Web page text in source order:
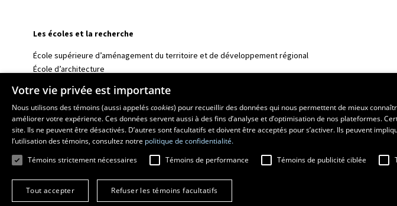
Les écoles et la recherche
École supérieure d’aménagement du territoire et de développement régional
École d’architecture
École de design
Centre de recherche en aménagement et développement
Votre vie privée est importante
Nous utilisons des témoins (aussi appeléscookies) pour recueillir des données qui nous permettent de mieux
améliorer votre expérience. Ces données servent aussi à des fins d’analyse et d’optimisation de nos plateformes.
site. Ils ne peuvent être désactivés. D’autres sont facultatifs et doivent être acceptés pour s’activer. Ils peuvent
l’utilisation des témoins, consultez notre politique de confidentialité.
Témoins strictement nécessaires
Témoins de performance Témoins de publicité ciblée
Tout accepter Refuser les témoins facultatifs